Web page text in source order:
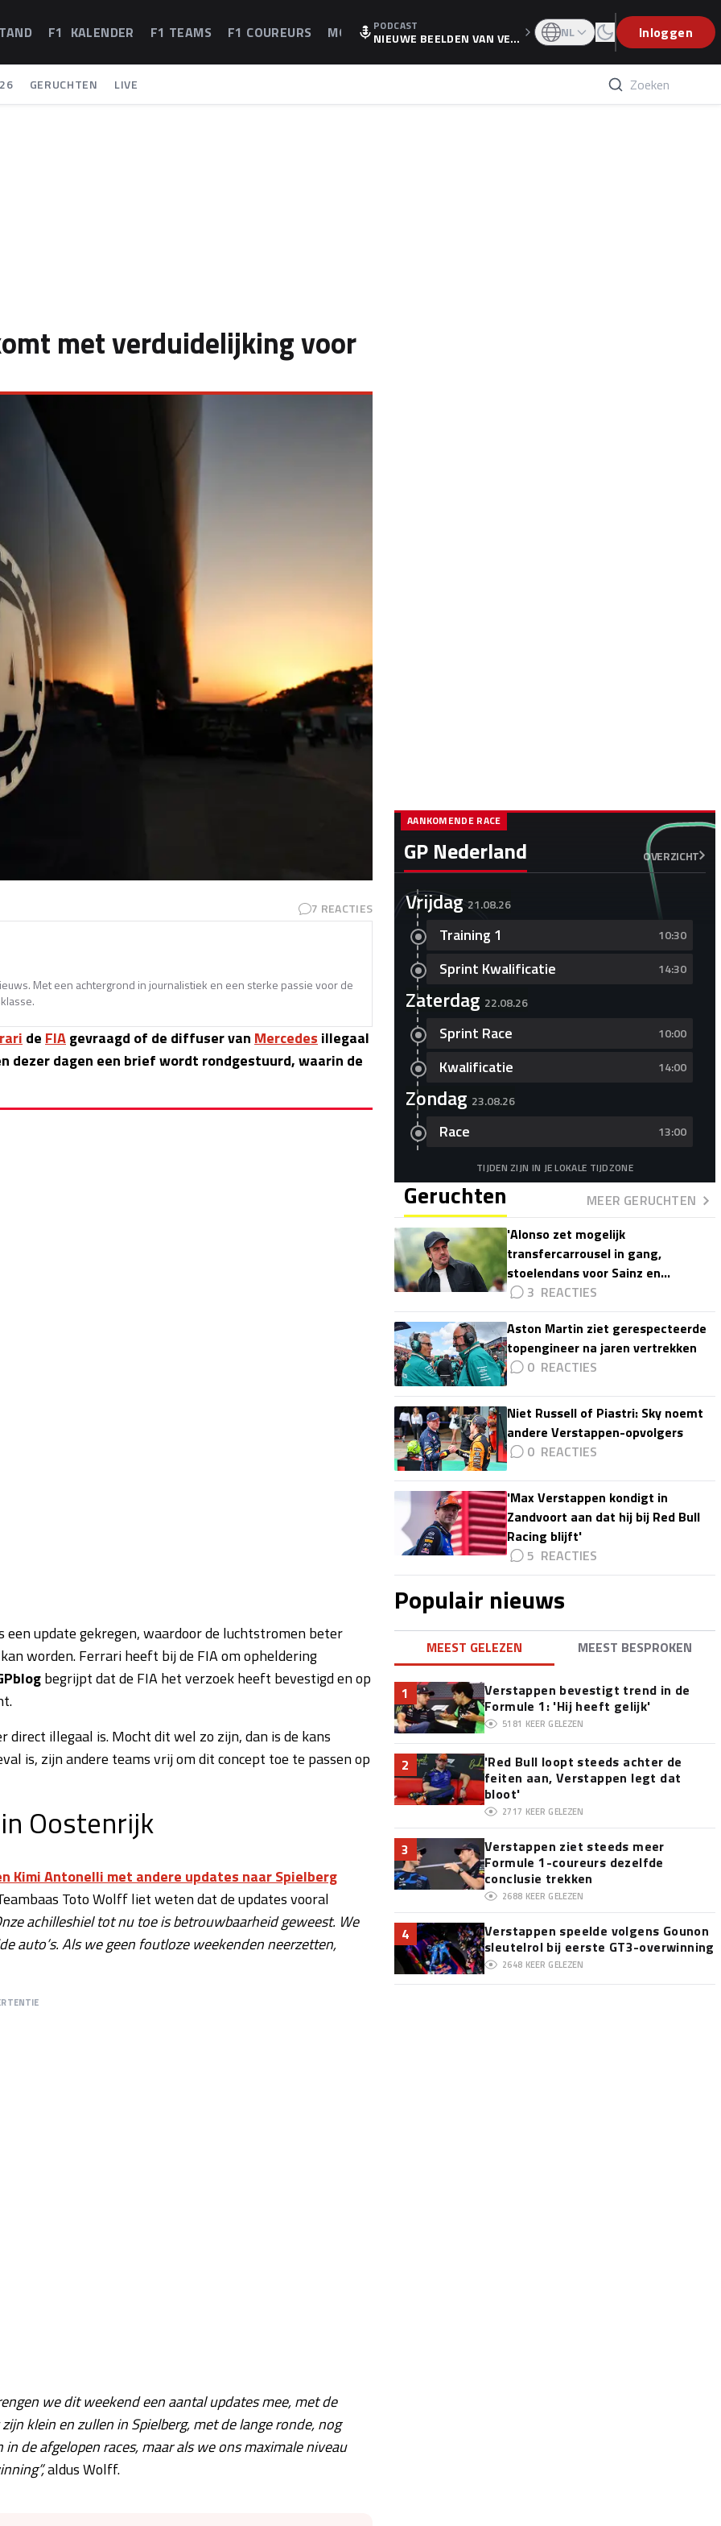
F1 KALENDER F1 TEAMS F1 COUREURS MOTOGPPODCAST
NIEUWE BEELDEN VAN VER
WEET IS ER NU GETEKEND'
NL Inloggen
GERUCHTEN LIVE
met verduidelijking voor
7 REACTIES
Met een achtergrond in journalistiek en een sterke passie voor de
de FIAgevraagd of de diffuser van Mercedes illegaal
dezer dagen een brief wordt rondgestuurd, waarin de
update gekregen, waardoor de luchtstromen beter
worden. Ferrari heeft bij de FIA om opheldering
begrijpt dat de FIA het verzoek heeft bevestigd en op
illegaal is. Mocht dit wel zo zijn, dan is de kans
is, zijn andere teams vrij om dit concept toe te passen op
Oostenrijk
Kimi Antonelli met andere updates naar Spielberg
Toto Wolff liet weten dat de updates vooral
achilleshiel tot nu toe is betrouwbaarheid geweest. We
auto’s. Als we geen foutloze weekenden neerzetten,
we dit weekend een aantal updates mee, met de
klein en zullen in Spielberg, met de lange ronde, nog
de afgelopen races, maar als we ons maximale niveau
aldus Wolff.
GP Nederland OVERZICHT
AANKOMENDE RACE
Vrijdag 21.08.26
Training 1 10:30
Sprint Kwalificatie 14:30
Zaterdag 22.08.26
Sprint Race 10:00
Kwalificatie 14:00
Zondag 23.08.26
Race 13:00
TIJDEN ZIJN IN JE LOKALE TIJDZONE
Geruchten
MEER GERUCHTEN
'Alonso zet mogelijk
transfercarrousel in gang,
stoelendans voor Sainz en
Colapinto'
3
Aston Martin ziet gerespecteerde
topengineer na jaren vertrekken
0
Niet Russell of Piastri: Sky noemt
andere Verstappen-opvolgers
0
'Max Verstappen kondigt in
Zandvoort aan dat hij bij Red Bull
Racing blijft'
5
Populair nieuws
MEEST GELEZEN MEEST BESPROKEN
1
Verstappen bevestigt trend in de
Formule 1: 'Hij heeft gelijk'
5181 KEER GELEZEN
2
'Red Bull loopt steeds achter de
feiten aan, Verstappen legt dat
bloot'
2717 KEER GELEZEN
3
Verstappen ziet steeds meer
Formule 1-coureurs dezelfde
conclusie trekken
2688 KEER GELEZEN
4
Verstappen speelde volgens Gounon
sleutelrol bij eerste GT3-overwinning
2648 KEER GELEZEN